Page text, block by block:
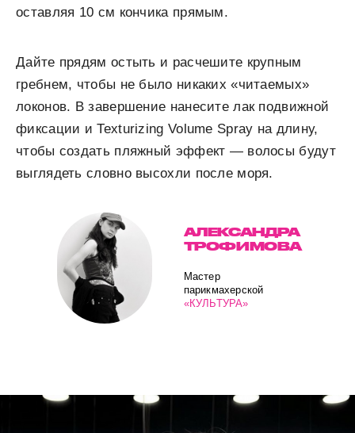
оставляя 10 см кончика прямым.
Дайте прядям остыть и расчешите крупным
гребнем, чтобы не было никаких «читаемых»
локонов. В завершение нанесите лак подвижной
фиксации и Texturizing Volume Spray на длину,
чтобы создать пляжный эффект — волосы будут
выглядеть словно высохли после моря.
АЛЕКСАНДРА
ТРОФИМОВА
Мастер
парикмахерской
«КУЛЬТУРА»